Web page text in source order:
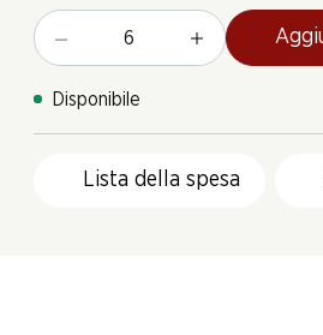
Disponibile
Lista della spesa